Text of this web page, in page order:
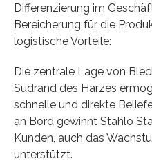
Differenzierung im
Bereicherung für die
logistische Vorteile:
Die zentrale Lage von
Südrand des Harzes
schnelle und direkte
an Bord gewinnt Stahlo
Kunden, auch das
unterstützt.